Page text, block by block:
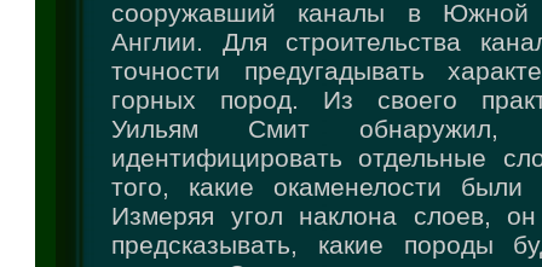
сооружавший каналы в Южной
Англии. Для строительства
точности предугадывать
горных пород. Из своего
Уильям Смит обнаружил,
идентифицировать отдельные
того, какие окаменелости
Измеряя угол наклона слоев,
предсказывать, какие породы